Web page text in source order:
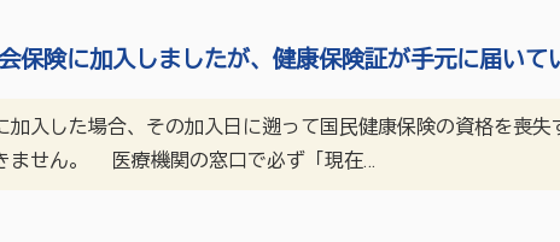
保険に加入しましたが、健康保険証が手元に届い
入した場合、その加入日に遡って国民健康保険の資格を喪
ません。 医療機関の窓口で必ず「現在…